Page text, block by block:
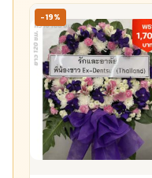
-19%